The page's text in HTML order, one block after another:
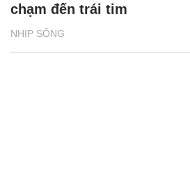
NHỊP SỐNG
chạm đến trái tim